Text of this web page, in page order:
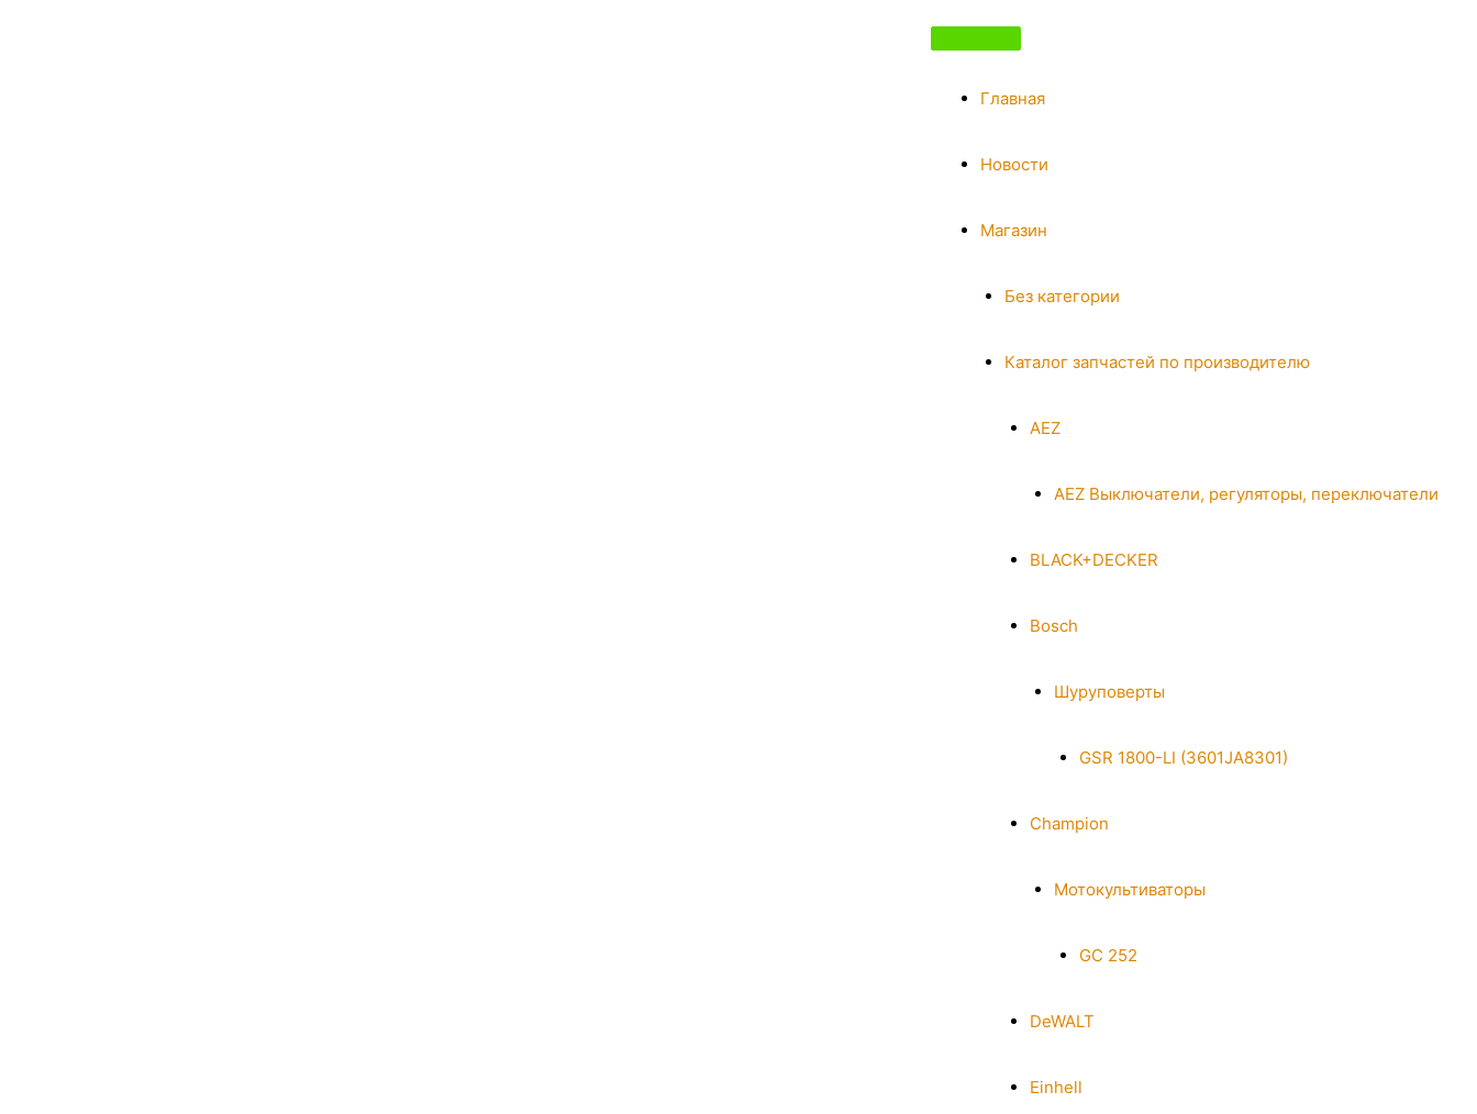
Главная
Новости
Магазин
Без категории
Каталог запчастей по производителю
AEZ
AEZ Выключатели, регуляторы, переключатели
BLACK+DECKER
Bosch
Шуруповерты
GSR 1800-LI (3601JA8301)
Champion
Мотокультиваторы
GC 252
DeWALT
Einhell